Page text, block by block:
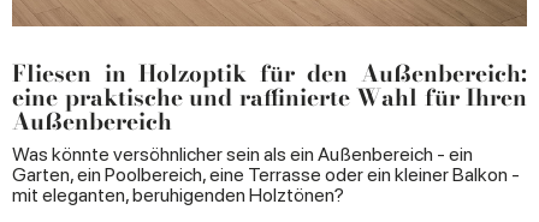
Fliesen in Holzoptik für den Außenbereich:
eine praktische und raffinierte Wahl für Ihren
Außenbereich
Was könnte versöhnlicher sein als ein Außenbereich - ein
Garten, ein Poolbereich, eine Terrasse oder ein kleiner Balkon -
mit eleganten, beruhigenden Holztönen?